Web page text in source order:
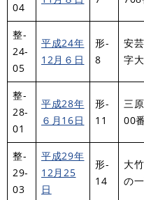
04
整-
24-
05
平成24年
12月６日
形-
8
安
字
整-
28-
01
平成28年
６月16日
形-
11
三
00
整-
29-
03
平成29年
12月25
日
形-
14
大
の